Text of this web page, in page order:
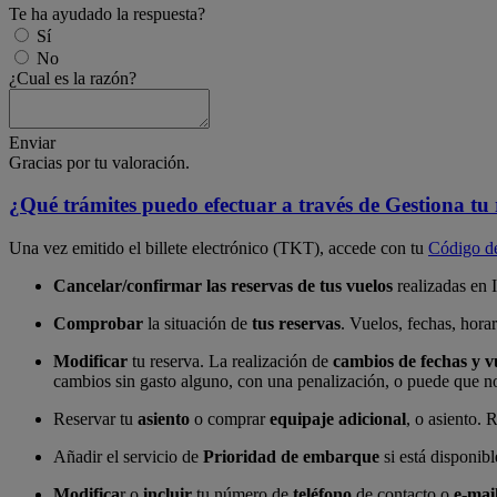
Te ha ayudado la respuesta?
Sí
No
¿Cual es la razón?
Enviar
Gracias por tu valoración.
¿Qué trámites puedo efectuar a través de Gestiona tu
Una vez emitido el billete electrónico (TKT), accede con tu Código
Cancelar/confirmar las reservas de tus vuelos realizadas en
Comprobar la situación de tus reservas. Vuelos, fechas,
Modificar tu reserva. La realización de cambios de fechas y
cambios sin gasto alguno, con una penalización, o puede que
Reservar tu asiento o comprarequipaje adicional, o asiento.
Añadir el servicio de Prioridad de embarque si está